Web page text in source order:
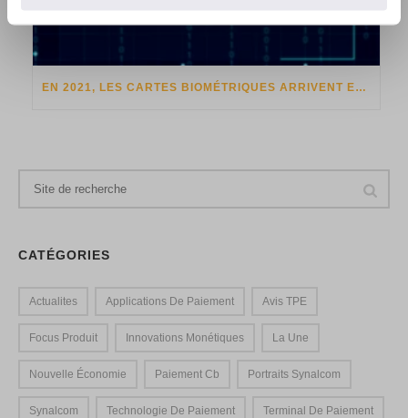
EN 2021, LES CARTES BIOMÉTRIQUES ARRIVENT EN FRANCE !
CATÉGORIES
Actualites Applications De Paiement Avis TPE
Focus Produit Innovations Monétiques La Une
Nouvelle Économie Paiement Cb Portraits Synalcom
Synalcom Technologie De Paiement Terminal De Paiement